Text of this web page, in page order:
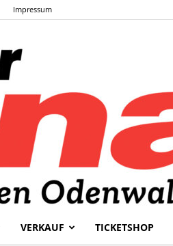
Impressum
VERKAUF TICKETSHOP